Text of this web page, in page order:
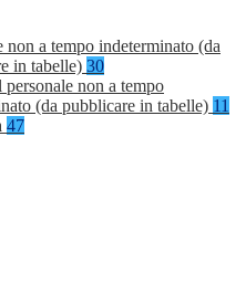
non a tempo indeterminato (da
in tabelle) 30
personale non a tempo
(da pubblicare in tabelle) 11
47